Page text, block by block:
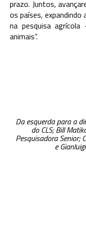
prazo. Juntos,
os países,
na pesquisa
animais”.
Da esquerda para a
do CLS; Bill
Pesquisadora Senior;
e